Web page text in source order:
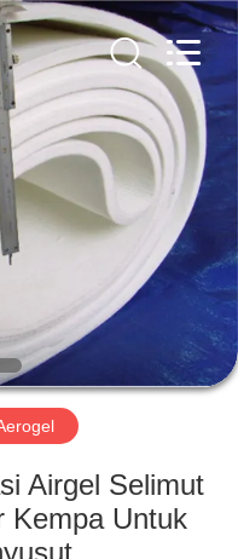
Airgel Selimut
Kempa Untuk